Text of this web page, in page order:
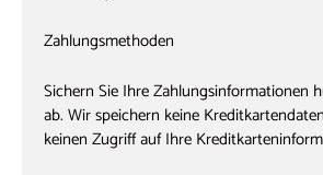
Zahlungsmethoden
Sichern Sie Ihre Zahlungsinformationen
ab. Wir speichern keine
keinen Zugriff auf Ihre